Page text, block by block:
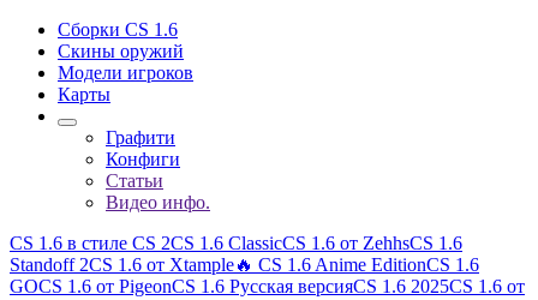
Сборки CS 1.6
Скины оружий
Модели игроков
Карты
Графити
Конфиги
Статьи
Видео инфо.
CS 1.6 в стиле CS 2CS 1.6 ClassicCS 1.6 от ZehhsCS 1.6
Standoff 2CS 1.6 от Xtample🔥 CS 1.6 Anime EditionCS 1.6
GOCS 1.6 от PigeonCS 1.6 Русская версияCS 1.6 2025CS 1.6 от